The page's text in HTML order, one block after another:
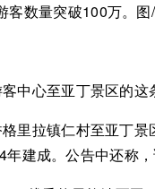
数量突破100万。
中心至亚丁景区的这
里拉镇仁村至亚丁
建成。公告中还称，